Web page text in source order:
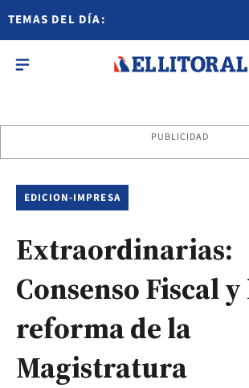
TEMAS DEL DÍA:
PUBLICIDAD
EDICION-IMPRESA
Extraordinarias:
Consenso Fiscal
reforma de la
Magistratura